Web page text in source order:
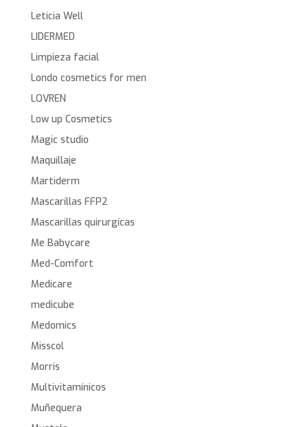
Leticia Well
LIDERMED
Limpieza facial
Londo cosmetics for men
LOVREN
Low up Cosmetics
Magic studio
Maquillaje
Martiderm
Mascarillas FFP2
Mascarillas quirurgícas
Me Babycare
Med-Comfort
Medicare
medicube
Medomics
Misscol
Morris
Multivitamínicos
Muñequera